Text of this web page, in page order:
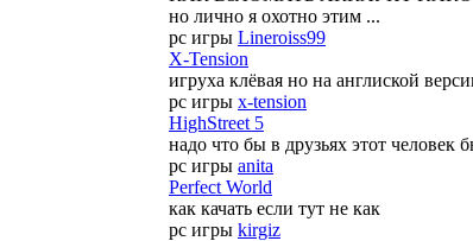
но лично я охотно этим ...
pc игры Lineroiss99
X-Tension
игруха клёвая но на англиской
pc игры x-tension
HighStreet 5
надо что бы в друзьях этот человек
pc игры anita
Perfect World
как качать если тут не как
pc игры kirgiz